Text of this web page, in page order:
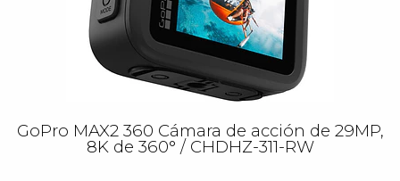
GoPro MAX2 360 Cámara de acción de 29MP,
8K de 360° / CHDHZ-311-RW